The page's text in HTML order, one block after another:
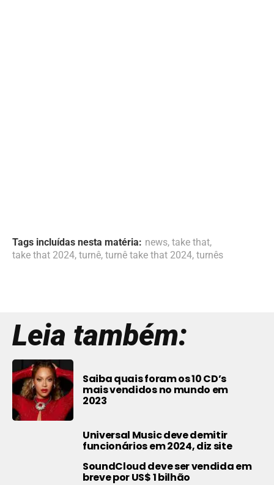
Tags incluídas nesta matéria: news, take that,
take that 2024, turnê, turnê take that 2024, turnês
Leia também:
Saiba quais foram os 10 CD’s
mais vendidos no mundo em
2023
Universal Music deve demitir
funcionários em 2024, diz site
SoundCloud deve ser vendida em
breve por US$ 1 bilhão